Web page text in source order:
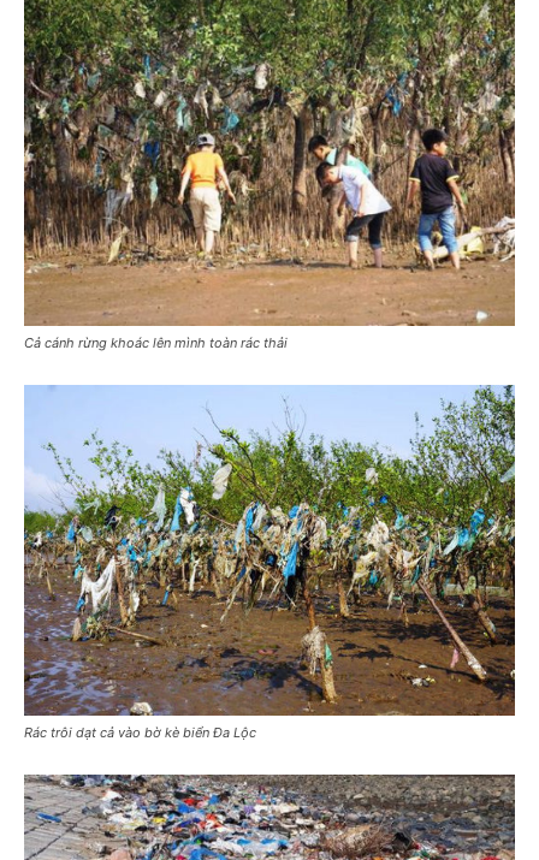
Cả cánh rừng khoác lên mình toàn rác thải
Rác trôi dạt cả vào bờ kè biển Đa Lộc